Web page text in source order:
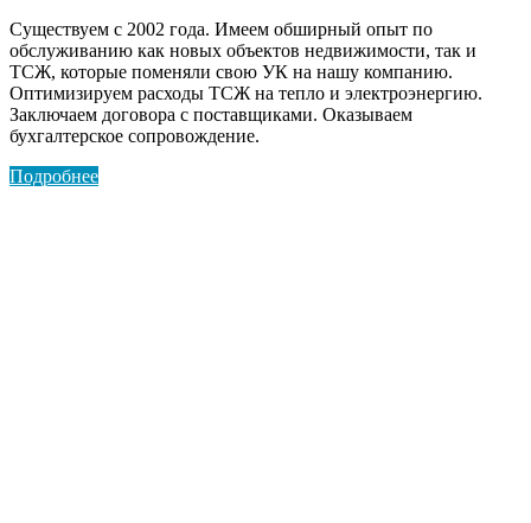
Существуем с 2002 года. Имеем обширный опыт по
обслуживанию как новых объектов недвижимости, так и
ТСЖ, которые поменяли свою УК на нашу компанию.
Оптимизируем расходы ТСЖ на тепло и электроэнергию.
Заключаем договора с поставщиками. Оказываем
бухгалтерское сопровождение.
Подробнее